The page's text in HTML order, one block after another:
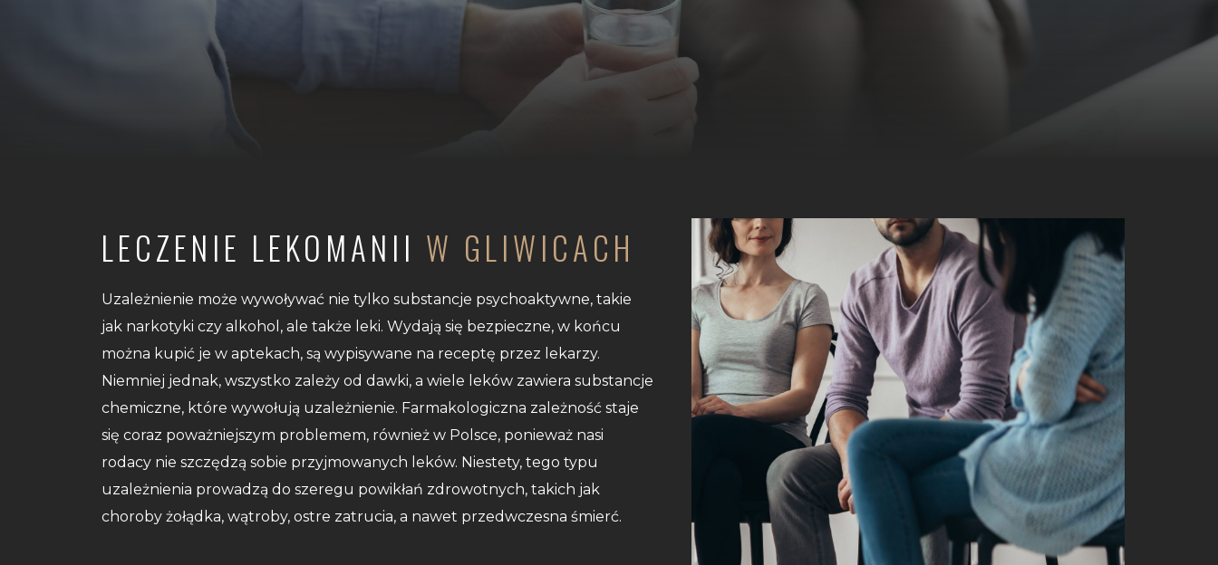
LECZENIE LEKOMANII W GLIWICACH
Uzależnienie może wywoływać nie tylko substancje psychoaktywne, takie
jak narkotyki czy alkohol, ale także leki. Wydają się bezpieczne, w końcu
można kupić je w aptekach, są wypisywane na receptę przez lekarzy.
Niemniej jednak, wszystko zależy od dawki, a wiele leków zawiera substancje
chemiczne, które wywołują uzależnienie. Farmakologiczna zależność staje
się coraz poważniejszym problemem, również w Polsce, ponieważ nasi
rodacy nie szczędzą sobie przyjmowanych leków. Niestety, tego typu
uzależnienia prowadzą do szeregu powikłań zdrowotnych, takich jak
choroby żołądka, wątroby, ostre zatrucia, a nawet przedwczesna śmierć.